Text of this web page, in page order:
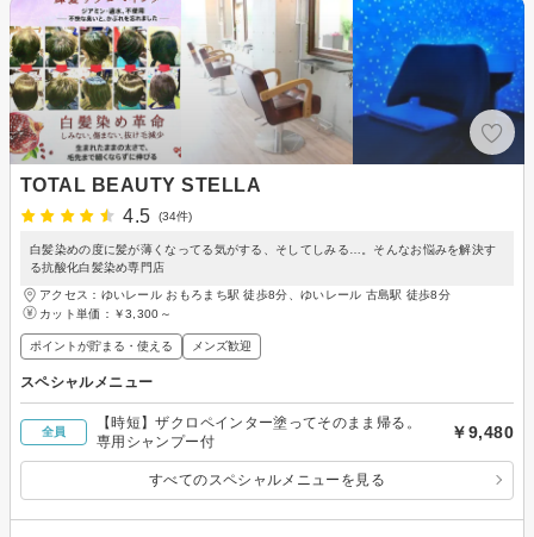
TOTAL BEAUTY STELLA
4.5
(34件)
白髪染めの度に髪が薄くなってる気がする、そしてしみる…。そんなお悩みを解決す
る抗酸化白髪染め専門店
アクセス：ゆいレール おもろまち駅 徒歩8分、ゆいレール 古島駅 徒歩8分
カット単価： ￥3,300～
ポイントが貯まる・使える メンズ歓迎
スペシャルメニュー
全員
【時短】ザクロペインター塗ってそのまま帰る。
専用シャンプー付
￥9,480
すべてのスペシャルメニューを見る